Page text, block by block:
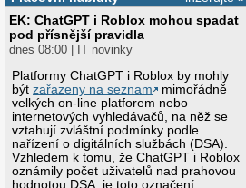
EK: ChatGPT i Roblox mohou spadat
pod přísnější pravidla
dnes 08:00 | IT novinky
Platformy ChatGPT i Roblox by mohly
býtzařazeny na seznam
mimořádně
velkých on-line platforem nebo
internetových vyhledávačů, na něž se
vztahují zvláštní podmínky podle
nařízení o digitálních službách (DSA).
Vzhledem k tomu, že ChatGPT i Roblox
oznámily počet uživatelů nad prahovou
hodnotou DSA, je toto označení